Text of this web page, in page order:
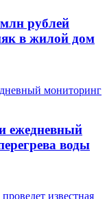
рублей
в жилой дом
ежедневный
воды